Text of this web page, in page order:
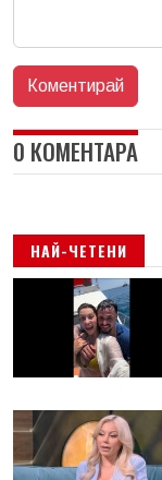
0 КОМЕНТАРА
НАЙ-ЧЕТЕНИ